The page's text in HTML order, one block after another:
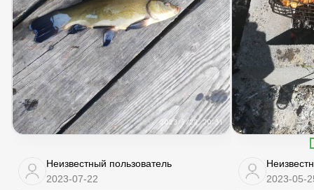
Неизвестный пользователь
2023-07-22
2023-05-